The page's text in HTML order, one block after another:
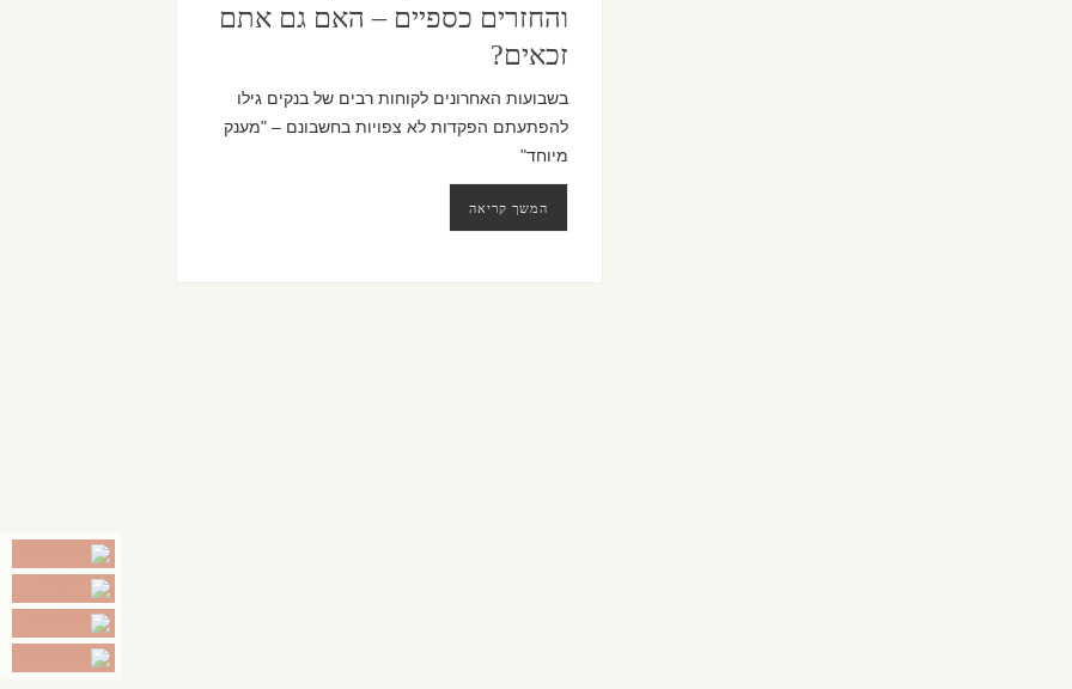
והחזרים כספיים – האם גם אתם
זכאים?
בשבועות האחרונים לקוחות רבים של בנקים גילו
להפתעתם הפקדות לא צפויות בחשבונם – "מענק
מיוחד"
המשך קריאה